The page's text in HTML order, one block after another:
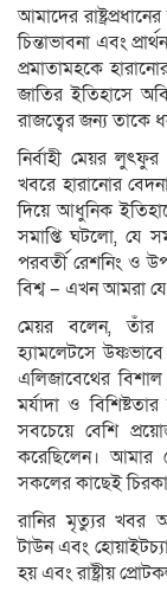
আমাদের
চিন্তাভাবনা এবং
প্রমাতামহকে
জাতির ইতিহাসে
রাজত্বের জন্য তাকে
নির্বাহী মেয়র
খবরে হারানোর
দিয়ে আধুনিক
সমাপ্তি ঘটলো, যে
পরবর্তী রেশনিং ও
বিশ্ব – এখন আমরা
মেয়র বলেন, তাঁর
হ্যামলেটসে
এলিজাবেথের
মর্যাদা ও
সবচেয়ে বেশি
করেছিলেন। আমার
সকলের কাছেই
রানির মৃত্যুর খবর
টাউন এবং
হয় এবং রাষ্ট্রীয়